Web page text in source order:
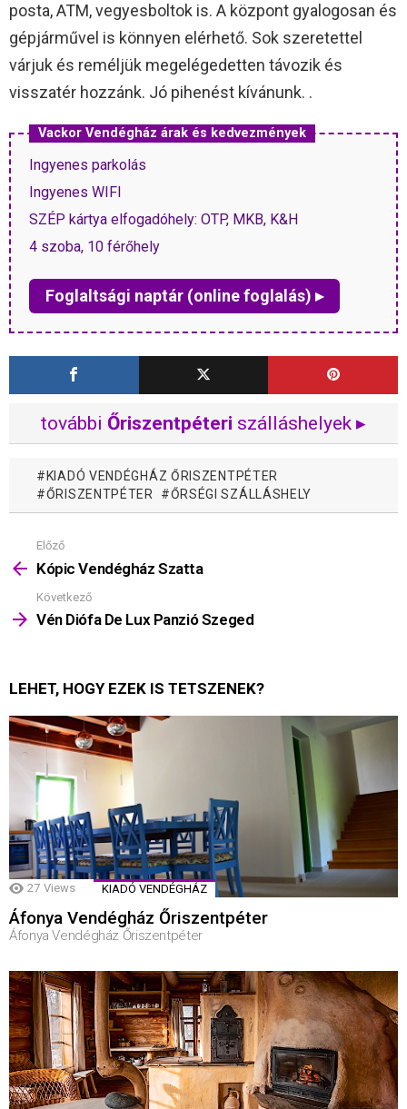
posta, ATM, vegyesboltok is. A központ gyalogosan és
gépjárművel is könnyen elérhető. Sok szeretettel
várjuk és reméljük megelégedetten távozik és
visszatér hozzánk. Jó pihenést kívánunk. .
Vackor Vendégház árak és kedvezmények
Ingyenes parkolás
Ingyenes WIFI
SZÉP kártya elfogadóhely: OTP, MKB, K&H
4 szoba, 10 férőhely
Foglaltsági naptár (online foglalás) ▸
további Őriszentpéteri szálláshelyek ▸
KIADÓ VENDÉGHÁZ ŐRISZENTPÉTER
ŐRISZENTPÉTER
ŐRSÉGI SZÁLLÁSHELY
Mutass
többet
Előző
Kópic Vendégház Szatta
Következő
Vén Diófa De Lux Panzió Szeged
LEHET, HOGY EZEK IS TETSZENEK?
27 Views KIADÓ VENDÉGHÁZ
Áfonya Vendégház Őriszentpéter
Áfonya Vendégház Őriszentpéter